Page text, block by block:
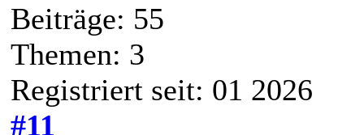
Beiträge: 55
Themen: 3
Registriert seit: 01 2026
#11